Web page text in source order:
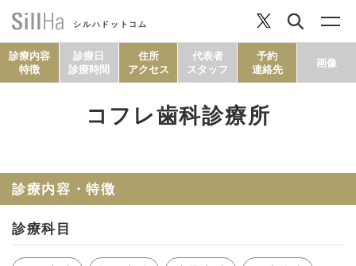
シルハドットコム
診療内容
特徴
診療日
診療時間
住所
アクセス
代表者
スタッフ
予約
連絡先
画像
コフレ歯科診療所
診療内容・特徴
診療科目